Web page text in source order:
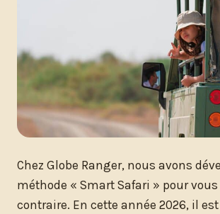
Chez Globe Ranger, nous avons
méthode « Smart Safari » pour
contraire. En cette année 2026, il